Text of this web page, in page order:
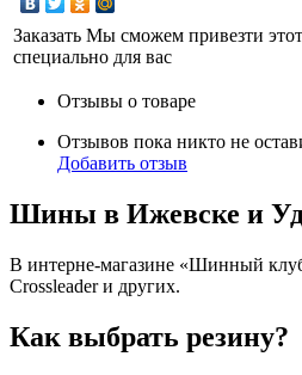
Заказать Мы сможем привезти
специально для вас
Отзывы о товаре
Отзывов пока никто не
Добавить отзыв
Шины в Ижевске и
В интерне-магазине «Шинный
Crossleader и других.
Как выбрать резину?